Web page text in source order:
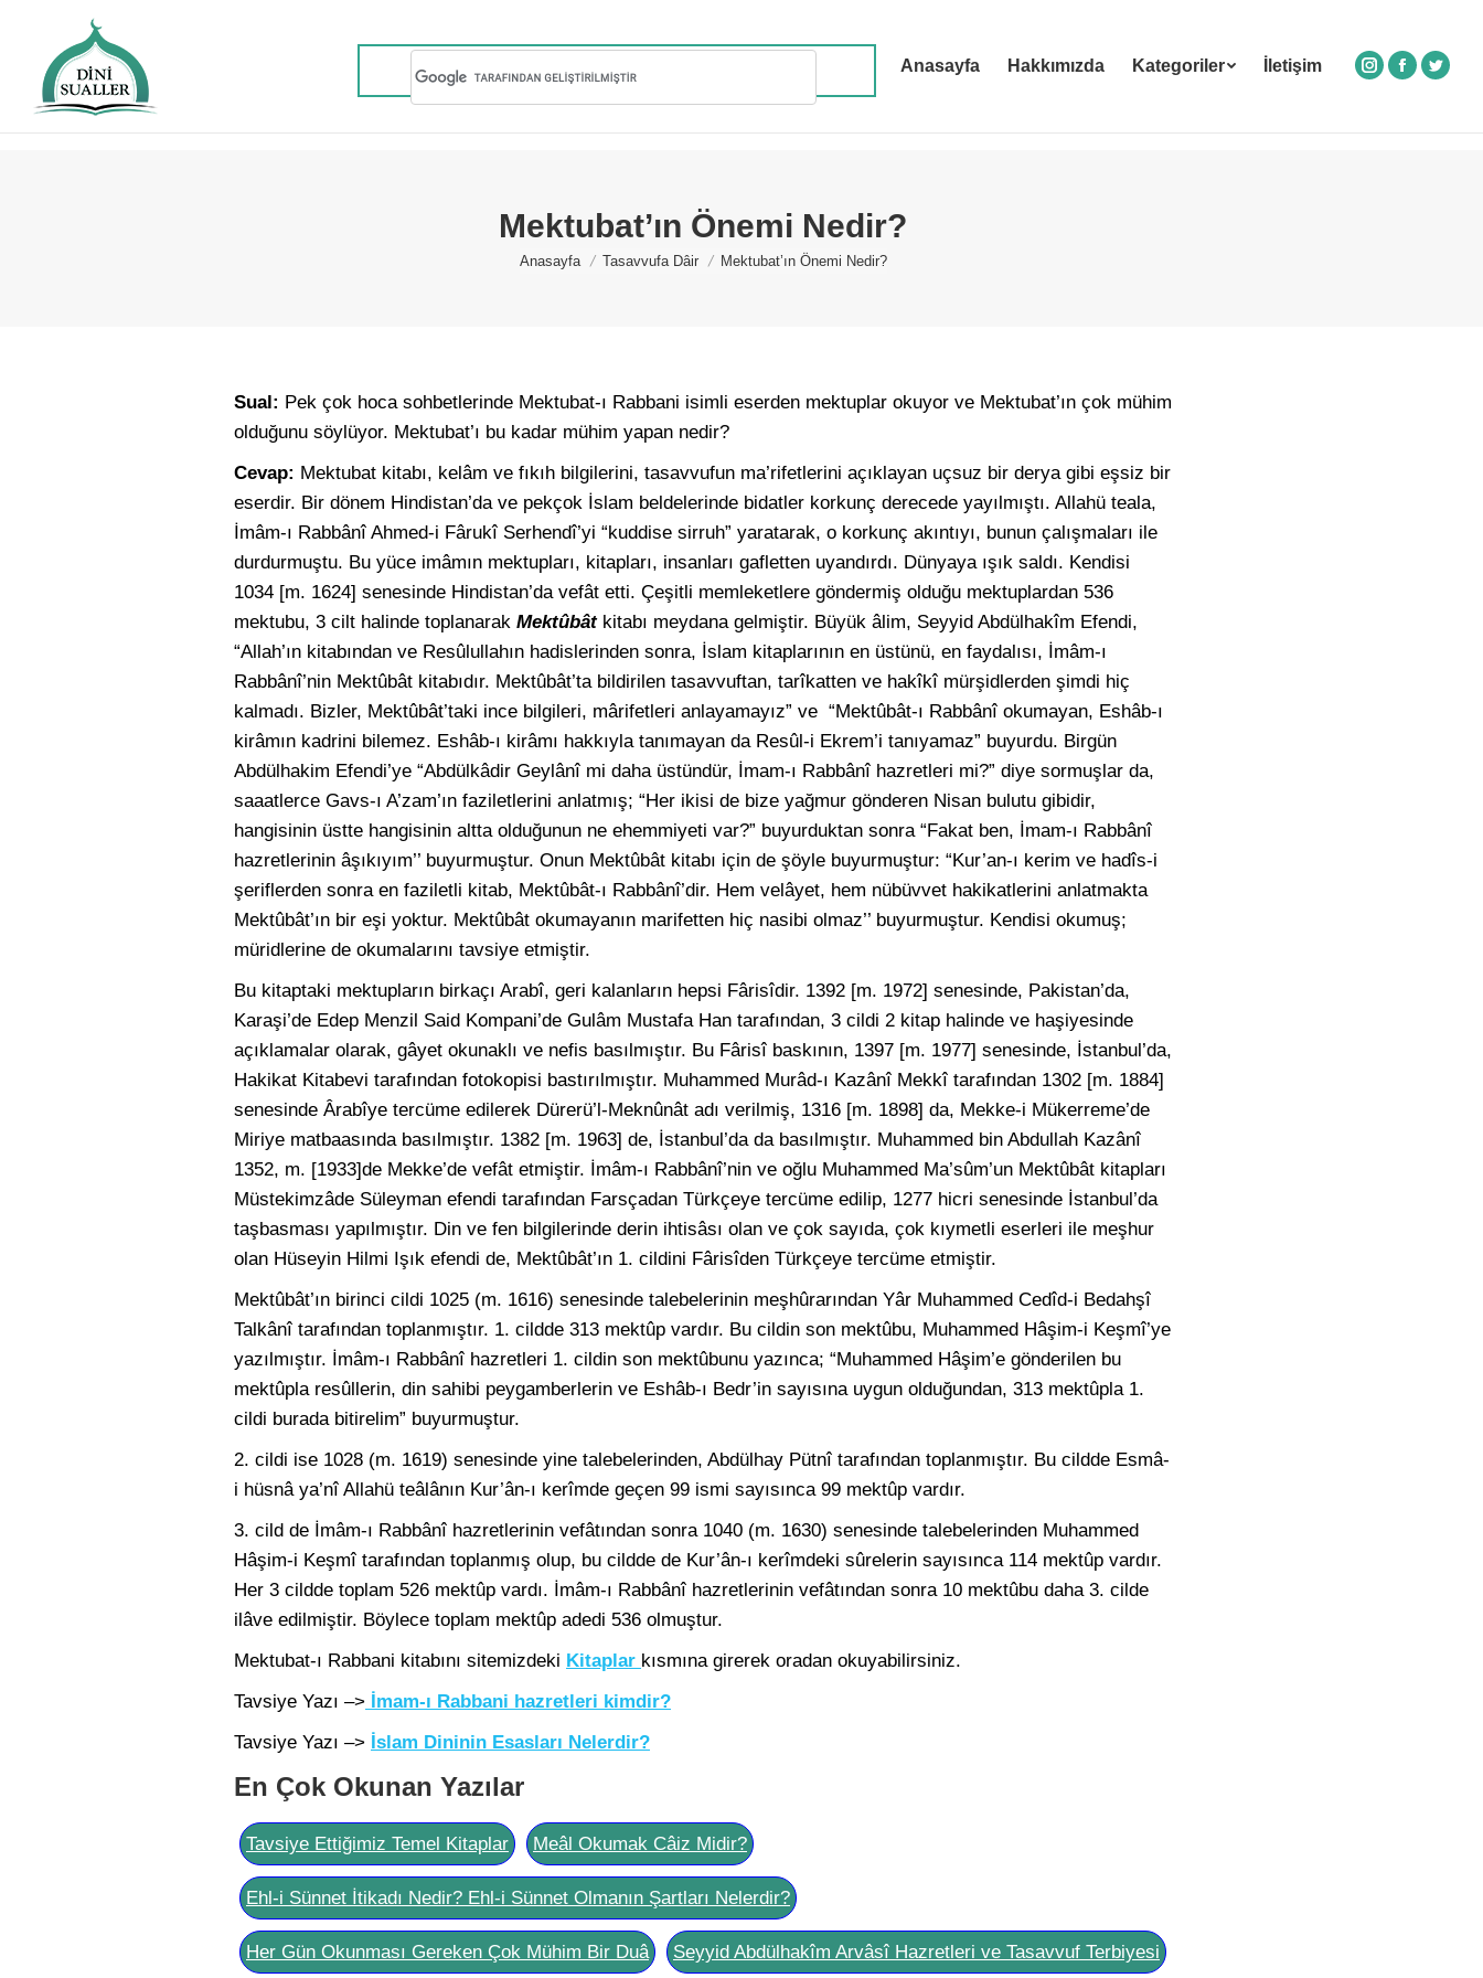
Anasayfa Hakkımızda Kategoriler İletişim
Instagram
Facebook
Mektubat’ın Önemi Nedir?
You are here:
Anasayfa Tasavvufa Dâir Mektubat’ın Önemi Nedir?
Sual: Pek çok hoca sohbetlerinde Mektubat-ı Rabbani isimli eserden mektuplar okuyor ve Mektubat’ın çok mühim
olduğunu söylüyor. Mektubat’ı bu kadar mühim yapan nedir?
Cevap: Mektubat kitabı, kelâm ve fıkıh bilgilerini, tasavvufun ma’rifetlerini açıklayan uçsuz bir derya gibi eşsiz bir
eserdir. Bir dönem Hindistan’da ve pekçok İslam beldelerinde bidatler korkunç derecede yayılmıştı. Allahü teala,
İmâm-ı Rabbânî Ahmed-i Fârukî Serhendî’yi “kuddise sirruh” yaratarak, o korkunç akıntıyı, bunun çalışmaları ile
durdurmuştu. Bu yüce imâmın mektupları, kitapları, insanları gafletten uyandırdı. Dünyaya ışık saldı. Kendisi
1034 [m. 1624] senesinde Hindistan’da vefât etti. Çeşitli memleketlere göndermiş olduğu mektuplardan 536
mektubu, 3 cilt halinde toplanarak Mektûbâtkitabı meydana gelmiştir. Büyük âlim, Seyyid Abdülhakîm Efendi,
“Allah’ın kitabından ve Resûlullahın hadislerinden sonra, İslam kitaplarının en üstünü, en faydalısı, İmâm-ı
Rabbânî’nin Mektûbât kitabıdır. Mektûbât’ta bildirilen tasavvuftan, tarîkatten ve hakîkî mürşidlerden şimdi hiç
kalmadı. Bizler, Mektûbât’taki ince bilgileri, mârifetleri anlayamayız” ve “Mektûbât-ı Rabbânî okumayan, Eshâb-ı
kirâmın kadrini bilemez. Eshâb-ı kirâmı hakkıyla tanımayan da Resûl-i Ekrem’i tanıyamaz” buyurdu. Birgün
Abdülhakim Efendi’ye “Abdülkâdir Geylânî mi daha üstündür, İmam-ı Rabbânî hazretleri mi?” diye sormuşlar da,
saaatlerce Gavs-ı A’zam’ın faziletlerini anlatmış; “Her ikisi de bize yağmur gönderen Nisan bulutu gibidir,
hangisinin üstte hangisinin altta olduğunun ne ehemmiyeti var?” buyurduktan sonra “Fakat ben, İmam-ı Rabbânî
hazretlerinin âşıkıyım’’ buyurmuştur. Onun Mektûbât kitabı için de şöyle buyurmuştur: “Kur’an-ı kerim ve hadîs-i
şeriflerden sonra en faziletli kitab, Mektûbât-ı Rabbânî’dir. Hem velâyet, hem nübüvvet hakikatlerini anlatmakta
Mektûbât’ın bir eşi yoktur. Mektûbât okumayanın marifetten hiç nasibi olmaz’’ buyurmuştur. Kendisi okumuş;
müridlerine de okumalarını tavsiye etmiştir.
Bu kitaptaki mektupların birkaçı Arabî, geri kalanların hepsi Fârisîdir. 1392 [m. 1972] senesinde, Pakistan’da,
Karaşi’de Edep Menzil Said Kompani’de Gulâm Mustafa Han tarafından, 3 cildi 2 kitap halinde ve haşiyesinde
açıklamalar olarak, gâyet okunaklı ve nefis basılmıştır. Bu Fârisî baskının, 1397 [m. 1977] senesinde, İstanbul’da,
Hakikat Kitabevi tarafından fotokopisi bastırılmıştır. Muhammed Murâd-ı Kazânî Mekkî tarafından 1302 [m. 1884]
senesinde Ârabîye tercüme edilerek Dürerü’l-Meknûnât adı verilmiş, 1316 [m. 1898] da, Mekke-i Mükerreme’de
Miriye matbaasında basılmıştır. 1382 [m. 1963] de, İstanbul’da da basılmıştır. Muhammed bin Abdullah Kazânî
1352, m. [1933]de Mekke’de vefât etmiştir. İmâm-ı Rabbânî’nin ve oğlu Muhammed Ma’sûm’un Mektûbât kitapları
Müstekimzâde Süleyman efendi tarafından Farsçadan Türkçeye tercüme edilip, 1277 hicri senesinde İstanbul’da
taşbasması yapılmıştır. Din ve fen bilgilerinde derin ihtisâsı olan ve çok sayıda, çok kıymetli eserleri ile meşhur
olan Hüseyin Hilmi Işık efendi de, Mektûbât’ın 1. cildini Fârisîden Türkçeye tercüme etmiştir.
Mektûbât’ın birinci cildi 1025 (m. 1616) senesinde talebelerinin meşhûrarından Yâr Muhammed Cedîd-i Bedahşî
Talkânî tarafından toplanmıştır. 1. cildde 313 mektûp vardır. Bu cildin son mektûbu, Muhammed Hâşim-i Keşmî’ye
yazılmıştır. İmâm-ı Rabbânî hazretleri 1. cildin son mektûbunu yazınca; “Muhammed Hâşim’e gönderilen bu
mektûpla resûllerin, din sahibi peygamberlerin ve Eshâb-ı Bedr’in sayısına uygun olduğundan, 313 mektûpla 1.
cildi burada bitirelim” buyurmuştur.
2. cildi ise 1028 (m. 1619) senesinde yine talebelerinden, Abdülhay Pütnî tarafından toplanmıştır. Bu cildde Esmâ-
i hüsnâ ya’nî Allahü teâlânın Kur’ân-ı kerîmde geçen 99 ismi sayısınca 99 mektûp vardır.
3. cild de İmâm-ı Rabbânî hazretlerinin vefâtından sonra 1040 (m. 1630) senesinde talebelerinden Muhammed
Hâşim-i Keşmî tarafından toplanmış olup, bu cildde de Kur’ân-ı kerîmdeki sûrelerin sayısınca 114 mektûp vardır.
Her 3 cildde toplam 526 mektûp vardı. İmâm-ı Rabbânî hazretlerinin vefâtından sonra 10 mektûbu daha 3. cilde
ilâve edilmiştir. Böylece toplam mektûp adedi 536 olmuştur.
Mektubat-ı Rabbani kitabını sitemizdeki Kitaplar kısmına girerek oradan okuyabilirsiniz.
Tavsiye Yazı –> İmam-ı Rabbani hazretleri kimdir?
Tavsiye Yazı –> İslam Dininin Esasları Nelerdir?
En Çok Okunan Yazılar
Tavsiye Ettiğimiz Temel Kitaplar Meâl Okumak Câiz Midir?
Ehl-i Sünnet İtikadı Nedir? Ehl-i Sünnet Olmanın Şartları Nelerdir?
Her Gün Okunması Gereken Çok Mühim Bir Duâ Seyyid Abdülhakîm Arvâsî Hazretleri ve Tasavvuf Terbiyesi